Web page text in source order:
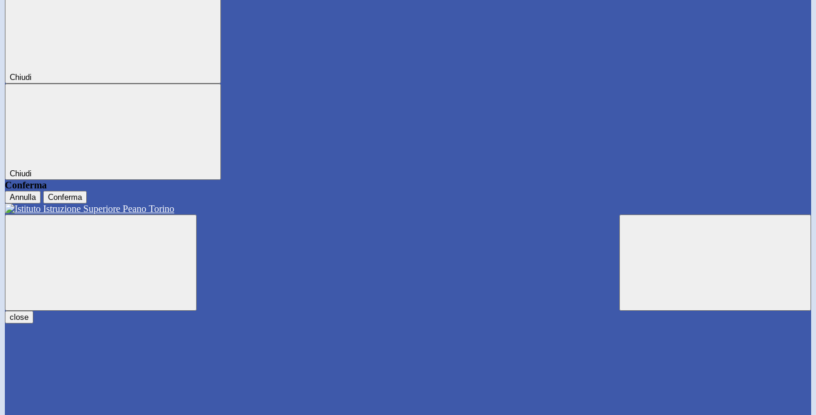
Chiudi
Chiudi
Conferma
Annulla Conferma
close